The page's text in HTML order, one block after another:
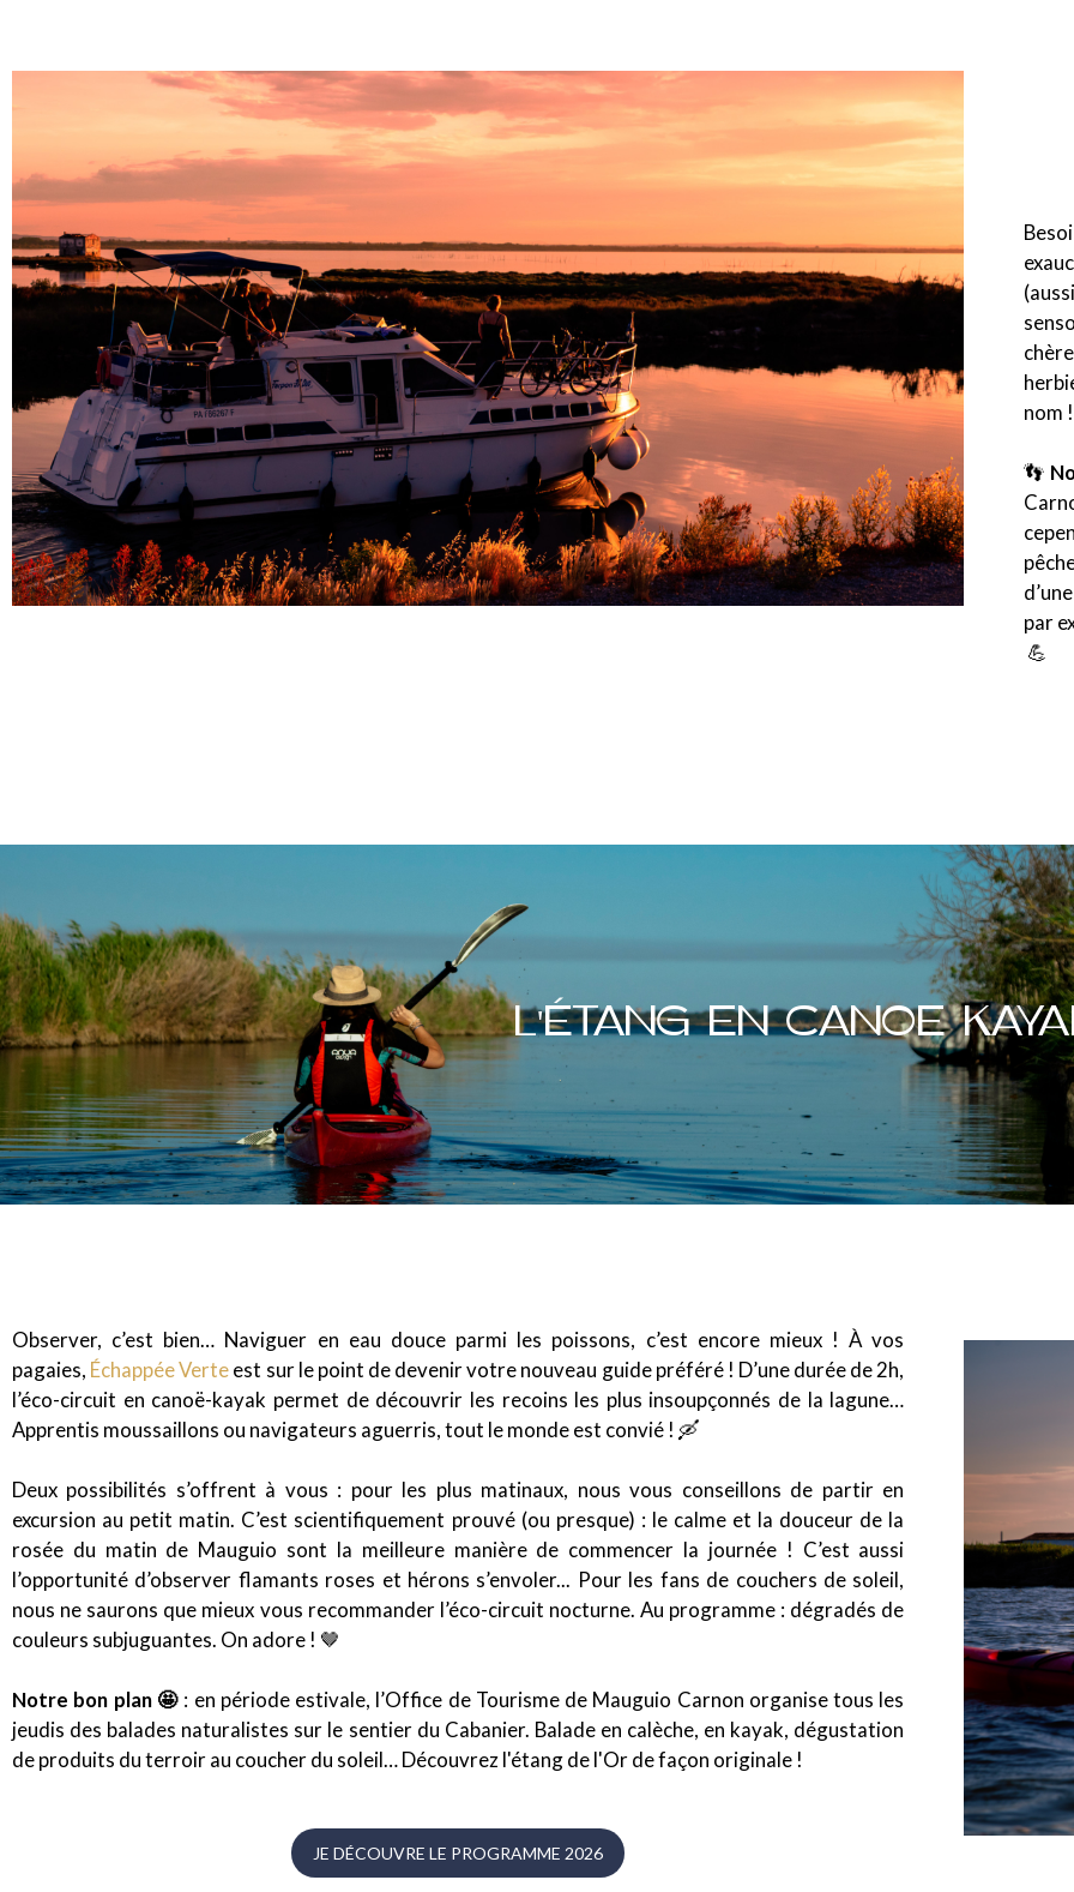
nom !
👣
par
💪
L'ÉTANG EN CANOE
Observer, c’est bien… Naviguer en eau douce parmi les poissons, c’est encore mieux ! À vos
pagaies, Échappée Verteest sur le point de devenir votre nouveau guide préféré ! D’une durée de 2h,
l’éco-circuit en canoë-kayak permet de découvrir les recoins les plus insoupçonnés de la lagune…
Apprentis moussaillons ou navigateurs aguerris, tout le monde est convié ! 🛶
Deux possibilités s’offrent à vous : pour les plus matinaux, nous vous conseillons de partir en
excursion au petit matin. C’est scientifiquement prouvé (ou presque) : le calme et la douceur de la
rosée du matin de Mauguio sont la meilleure manière de commencer la journée ! C’est aussi
l’opportunité d’observer flamants roses et hérons s’envoler... Pour les fans de couchers de soleil,
nous ne saurons que mieux vous recommander l’éco-circuit nocturne. Au programme : dégradés de
couleurs subjuguantes. On adore ! 🤎
Notre bon plan 🤩 : en période estivale, l’Office de Tourisme de Mauguio Carnon organise tous les
jeudis des balades naturalistes sur le sentier du Cabanier. Balade en calèche, en kayak, dégustation
de produits du terroir au coucher du soleil… Découvrez l'étang de l'Or de façon originale !
JE DÉCOUVRE LE PROGRAMME 2026